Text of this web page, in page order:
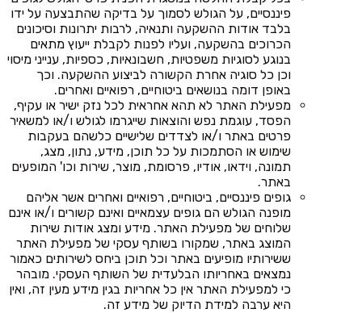
פיננסיים, על הגולש לסמוך על בדיקה שהתבצעה על ידו
בלבד אודות ההשקעה ותנאיה, לרבות יתרונות וסיכונים
הכרוכים בהשקעה, ועליו לפנות לקבלת ייעוץ מתאים
בנוגע לסוגיות משפטיות, חשבונאיות, כספיות, ענייני מיסוי
וכן כל סוגיה אחרת הקשורה לביצוע ההשקעה. וכך
באופן דומה בנושאים ביטוחיים, רפואיים ואחרים.
מפעילת האתר לא תהא אחראית לכל נזק ישיר או עקיף,
הפסד, עוגמת נפש והוצאות שייגרמו לגולש ו/או למשאיר
פרטים באתר ו/או לצדדים שלישיים כלשהם בעקבות
שימוש או הסתמכות על כל תוכן, מידע, נתון, מצג,
תמונה, וידאו, אודיו, פרסומת, מוצר, שירות וכו' המופעים
באתר.
גופים פיננסיים, ביטוחיים, רפואיים ואחרים אשר אליהם
מופנה הגולש הם גופים עצמאיים ואינם קשורים ו/או אינם
שלוחים של מפעילת האתר. מידע ומצג אודות שירות
המוצג באתר, שמקורו בשותף עסקי של מפעילת האתר
ששירותיו מופיעים באתר וכל תוכן ביחס לשירותים כאמור
נמצאים באחריותו הבלעדית של השותף העסקי. מובהר
כי למפעילת האתר אין כל אחריות בגין מידע מעין זה, ואין
היא ערבה למידת הדיוק של מידע זה.